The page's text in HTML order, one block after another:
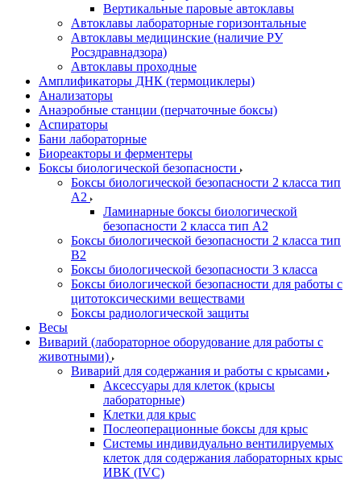
Вертикальные паровые автоклавы
Автоклавы лабораторные горизонтальные
Автоклавы медицинские (наличие РУ
Росздравнадзора)
Автоклавы проходные
Амплификаторы ДНК (термоциклеры)
Анализаторы
Анаэробные станции (перчаточные боксы)
Аспираторы
Бани лабораторные
Биореакторы и ферментеры
Боксы биологической безопасности
Боксы биологической безопасности 2 класса тип
A2
Ламинарные боксы биологической
безопасности 2 класса тип A2
Боксы биологической безопасности 2 класса тип
B2
Боксы биологической безопасности 3 класса
Боксы биологической безопасности для работы с
цитотоксическими веществами
Боксы радиологической защиты
Весы
Виварий (лабораторное оборудование для работы с
животными)
Виварий для содержания и работы с крысами
Аксессуары для клеток (крысы
лабораторные)
Клетки для крыс
Послеоперационные боксы для крыс
Системы индивидуально вентилируемых
клеток для содержания лабораторных крыс
ИВК (IVC)